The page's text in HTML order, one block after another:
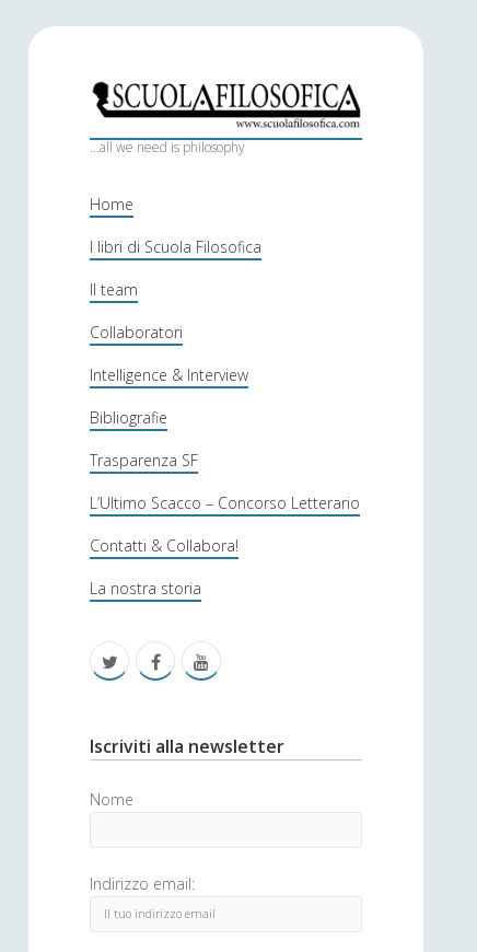
S
c
o
l
a
f
i
l
o
s
o
f
c
...all we need is philosophy
Home
I libri di Scuola Filosofica
Il team
Collaboratori
Intelligence & Interview
Bibliografie
Trasparenza SF
L’Ultimo Scacco – Concorso Letterario
Contatti & Collabora!
La nostra storia
i
t
r
f
c
b
o
k
u
u
e
S
i
e
b
Iscriviti alla newsletter
Nome
Indirizzo email: